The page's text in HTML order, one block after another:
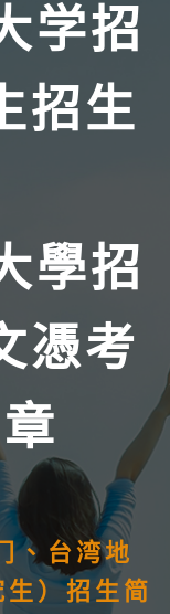
学招
招生
學招
憑考
、台湾地
）招生简